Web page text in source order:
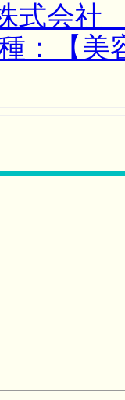
式会社
：【